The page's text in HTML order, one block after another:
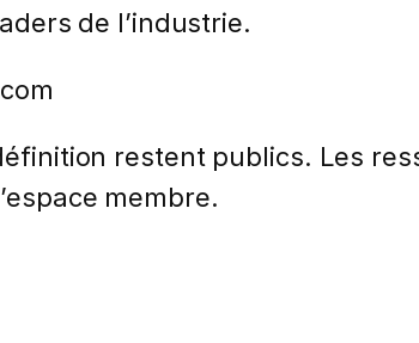
de l’industrie.
restent publics. Les
membre.